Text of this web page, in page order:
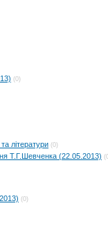
(0)
літератури (0)
Т.Г.Шевченка (22.05.2013)
(0)